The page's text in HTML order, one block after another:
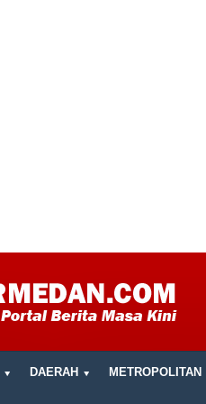
DAERAH METROPOLITAN